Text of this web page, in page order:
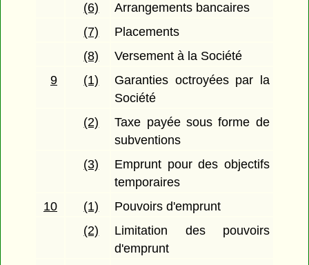
(6)
Arrangements bancaires
(7)
Placements
(8)
Versement à la Société
9
(1)
Garanties octroyées par la
Société
(2)
Taxe payée sous forme de
subventions
(3)
Emprunt pour des objectifs
temporaires
10
(1)
Pouvoirs d'emprunt
(2)
Limitation des pouvoirs
d'emprunt